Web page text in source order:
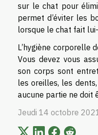
sur le chat pour
permet d’éviter les
lorsque le chat fait
L’hygiène corporelle
Vous devez vous
son corps sont
les oreilles, les
aucune partie ne doit
Jeudi 14 octobre